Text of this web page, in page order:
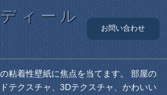
ィール
お問い合わせ
粘着性壁紙に焦点を当てます。 部屋の
テクスチャ、3Dテクスチャ、かわいい